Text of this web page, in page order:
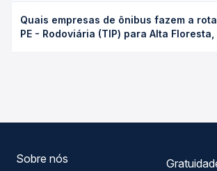
duração exata de cada opção na data
Rodoviária (TIP) para Alta Floresta, MT
1.420,49 e varia conforme a data da
Quais empresas de ônibus fazem a
PE - Rodoviária (TIP) para Alta Floresta,
Sobre nós